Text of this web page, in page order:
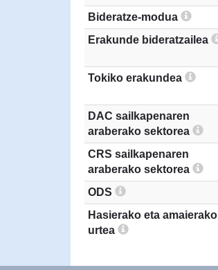
Bideratze-modua
Erakunde bideratzailea
Tokiko erakundea
DAC sailkapenaren
araberako sektorea
CRS sailkapenaren
araberako sektorea
ODS
Hasierako eta amaierako
urtea